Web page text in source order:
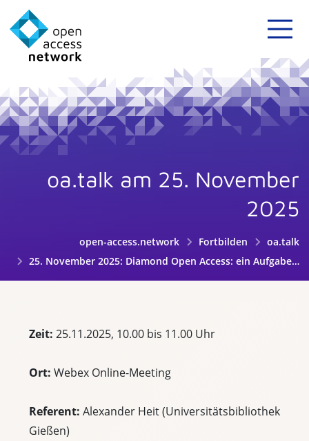
oa.talk am 25. November
2025
open-access.network Fortbilden
oa.talk
25. November 2025: Diamond Open Access: ein Aufgabenfeld für Fachinformationsdienste
Zeit: 25.11.2025, 10.00 bis 11.00 Uhr
Ort: Webex Online-Meeting
Referent: Alexander Heit (Universitätsbibliothek
Gießen)